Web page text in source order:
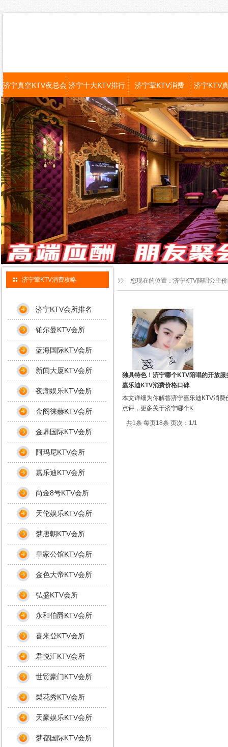
济宁真空KTV夜总会 济宁十大KTV排行 济宁荤KTV消费 济宁KTV
独具特色！济宁哪个KTV陪唱的开放服
嘉乐迪KTV消费价格口碑
本文详细为你解答济宁嘉乐迪KTV消费
点评，更多关于济宁哪个K
共1条 每页18条 页次：1/1
您现在的位置： 济宁KTV陪唱公主
济宁荤KTV消费攻略
济宁KTV会所排名
铂尔曼KTV会所
蓝海国际KTV会所
新闻大厦KTV会所
夜潮娱乐KTV会所
金阁徕赫KTV会所
金鼎国际KTV会所
阿玛尼KTV会所
嘉乐迪KTV会所
尚金8号KTV会所
天伦娱乐KTV会所
梦唐朝KTV会所
皇家公馆KTV会所
金色大帝KTV会所
弘盛KTV会所
永和伯爵KTV会所
喜来登KTV会所
君悦汇KTV会所
世贸豪门KTV会所
梨花秀KTV会所
天豪娱乐KTV会所
梦都国际KTV会所